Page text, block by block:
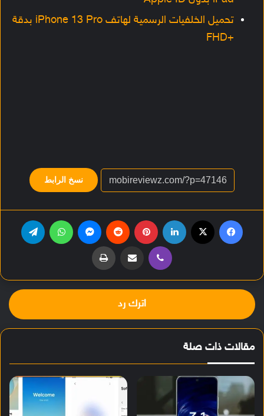
تحميل الخلفيات الرسمية لهاتف iPhone 13 Pro بدقة
+FHD
نسخ الرابط
ڤايبر مشاركة عبر البريد طباعة
اترك رد
مقالات ذات صلة